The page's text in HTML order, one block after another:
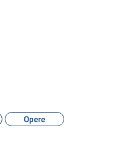
Opere